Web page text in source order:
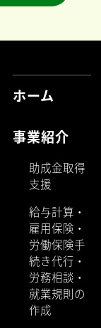
ホーム
事業紹介
助成金取得
支援
給与計算・
雇用保険・
労働保険手
続き代行・
労務相談・
就業規則の
作成